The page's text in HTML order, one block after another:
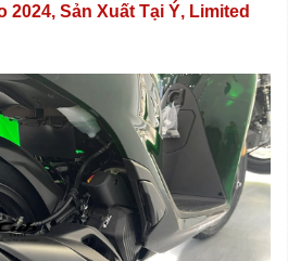
2024, Sản Xuất Tại Ý, Limited